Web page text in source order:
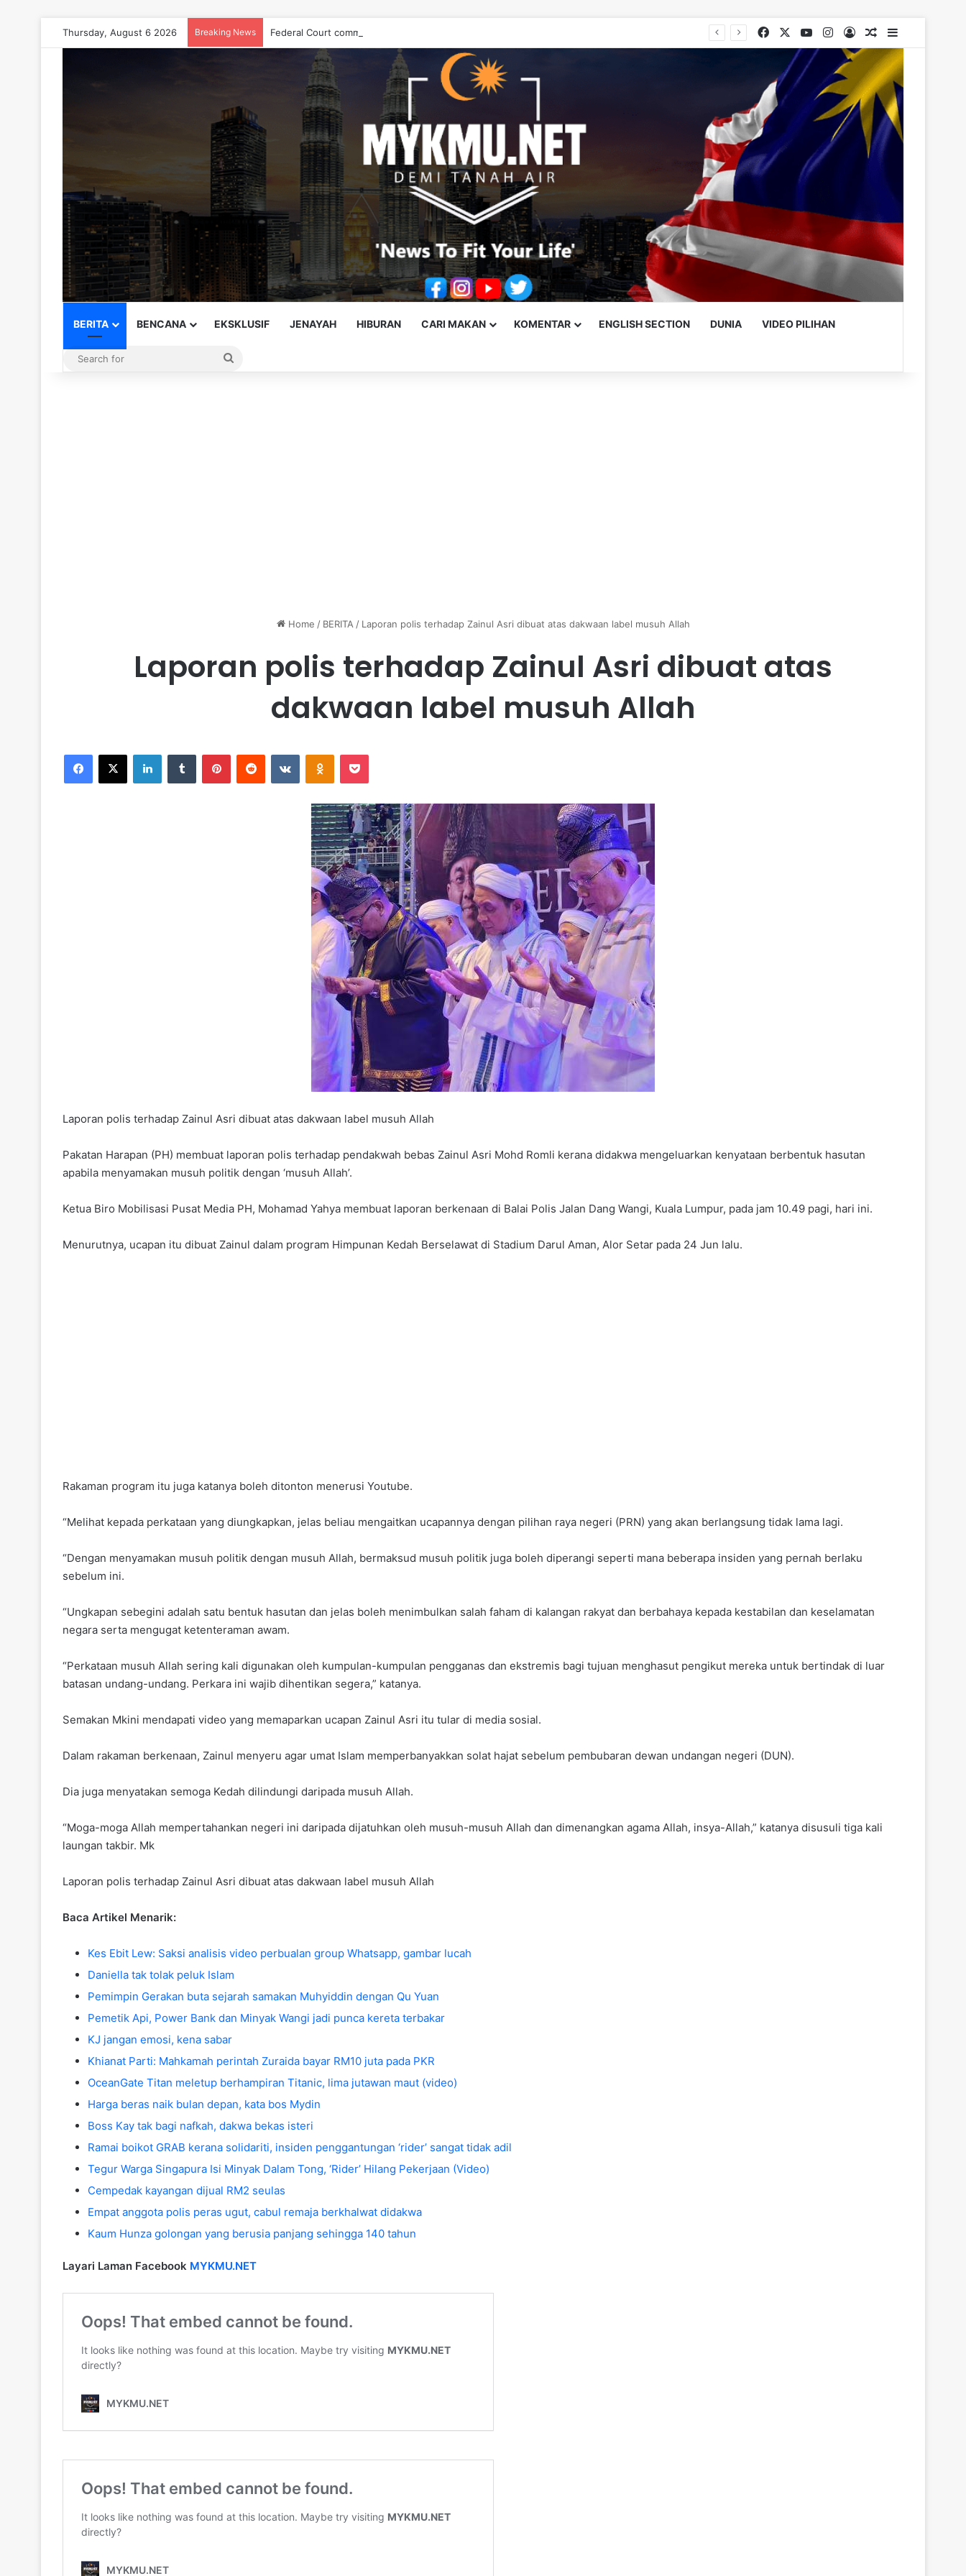
Thursday, August 6 2026 Breaking News Federal Court commutes ex-soldier’s death sentence to 40 years Facebook YouTubeInstagram
Log InRandom Article
BERITA BENCANA EKSKLUSIF JENAYAH HIBURAN CARI MAKAN KOMENTAR ENGLISH SECTION DUNIA VIDEO PILIHAN
Home / BERITA / Laporan polis terhadap Zainul Asri dibuat atas dakwaan label musuh Allah
Laporan polis terhadap Zainul Asri dibuat atas
dakwaan label musuh Allah
Laporan polis terhadap Zainul Asri dibuat atas dakwaan label musuh Allah
Pakatan Harapan (PH) membuat laporan polis terhadap pendakwah bebas Zainul Asri Mohd Romli kerana didakwa mengeluarkan kenyataan berbentuk hasutan
apabila menyamakan musuh politik dengan ‘musuh Allah’.
Ketua Biro Mobilisasi Pusat Media PH, Mohamad Yahya membuat laporan berkenaan di Balai Polis Jalan Dang Wangi, Kuala Lumpur, pada jam 10.49 pagi, hari ini.
Menurutnya, ucapan itu dibuat Zainul dalam program Himpunan Kedah Berselawat di Stadium Darul Aman, Alor Setar pada 24 Jun lalu.
Rakaman program itu juga katanya boleh ditonton menerusi Youtube.
“Melihat kepada perkataan yang diungkapkan, jelas beliau mengaitkan ucapannya dengan pilihan raya negeri (PRN) yang akan berlangsung tidak lama lagi.
“Dengan menyamakan musuh politik dengan musuh Allah, bermaksud musuh politik juga boleh diperangi seperti mana beberapa insiden yang pernah berlaku
sebelum ini.
“Ungkapan sebegini adalah satu bentuk hasutan dan jelas boleh menimbulkan salah faham di kalangan rakyat dan berbahaya kepada kestabilan dan keselamatan
negara serta mengugat ketenteraman awam.
“Perkataan musuh Allah sering kali digunakan oleh kumpulan-kumpulan pengganas dan ekstremis bagi tujuan menghasut pengikut mereka untuk bertindak di luar
batasan undang-undang. Perkara ini wajib dihentikan segera,” katanya.
Semakan Mkini mendapati video yang memaparkan ucapan Zainul Asri itu tular di media sosial.
Dalam rakaman berkenaan, Zainul menyeru agar umat Islam memperbanyakkan solat hajat sebelum pembubaran dewan undangan negeri (DUN).
Dia juga menyatakan semoga Kedah dilindungi daripada musuh Allah.
“Moga-moga Allah mempertahankan negeri ini daripada dijatuhkan oleh musuh-musuh Allah dan dimenangkan agama Allah, insya-Allah,” katanya disusuli tiga kali
laungan takbir. Mk
Laporan polis terhadap Zainul Asri dibuat atas dakwaan label musuh Allah
Baca Artikel Menarik:
Kes Ebit Lew: Saksi analisis video perbualan group Whatsapp, gambar lucah
Daniella tak tolak peluk Islam
Pemimpin Gerakan buta sejarah samakan Muhyiddin dengan Qu Yuan
Pemetik Api, Power Bank dan Minyak Wangi jadi punca kereta terbakar
KJ jangan emosi, kena sabar
Khianat Parti: Mahkamah perintah Zuraida bayar RM10 juta pada PKR
OceanGate Titan meletup berhampiran Titanic, lima jutawan maut (video)
Harga beras naik bulan depan, kata bos Mydin
Boss Kay tak bagi nafkah, dakwa bekas isteri
Ramai boikot GRAB kerana solidariti, insiden penggantungan ‘rider’ sangat tidak adil
Tegur Warga Singapura Isi Minyak Dalam Tong, ‘Rider’ Hilang Pekerjaan (Video)
Cempedak kayangan dijual RM2 seulas
Empat anggota polis peras ugut, cabul remaja berkhalwat didakwa
Kaum Hunza golongan yang berusia panjang sehingga 140 tahun
Layari Laman Facebook MYKMU.NET